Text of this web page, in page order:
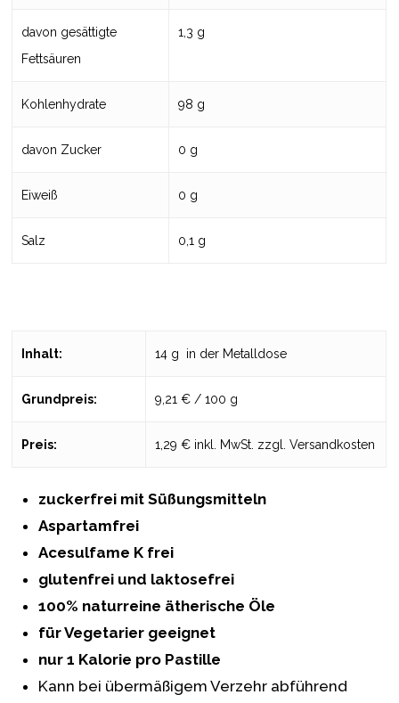
davon gesättigte
Fettsäuren
1,3 g
Kohlenhydrate 98 g
davon Zucker 0 g
Eiweiß 0 g
Salz 0,1 g
Inhalt: 14 g in der Metalldose
Grundpreis: 9,21 € / 100 g
Preis: 1,29 € inkl. MwSt. zzgl. Versandkosten
zuckerfrei mit Süßungsmitteln
Aspartamfrei
Acesulfame K frei
glutenfrei und laktosefrei
100% naturreine ätherische Öle
für Vegetarier geeignet
nur 1 Kalorie pro Pastille
Kann bei übermäßigem Verzehr abführend